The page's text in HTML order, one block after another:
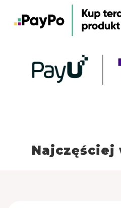
maksymalnej temperaturze
wilgotności względnej 55%.
napięciu 220-240V ~50Hz.
cyfrowym wyświetlaczem
wentylatorem oraz funkcję
odszraniania.
Najczęściej